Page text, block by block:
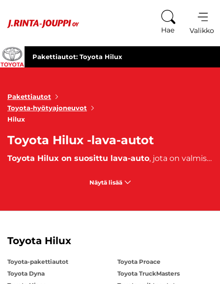
Hae Valikko
Pakettiautot: Toyota Hilux
Pakettiautot
Toyota-hyötyajoneuvot
Hilux
Toyota Hilux -lava-autot
Toyota Hilux on suosittu lava-auto, jota on valmistettu vuodesta 1968 lähtien. Se on turvallinen, luotettava, monikäyttöinen ja tilava hyötyajoneuvo. Nelivetoinen Hilux tunnetaan laadukkaana työautona, joka ei petä!
Näytä lisää
Toyota Hilux
Toyota-pakettiautot
Toyota Dyna
Toyota Proace
Toyota TruckMasters